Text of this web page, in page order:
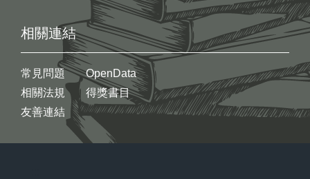
相關連結
常見問題
相關法規
友善連結
OpenData
得獎書目